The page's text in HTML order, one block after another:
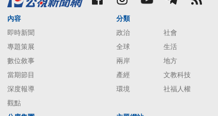
內容
即時新聞
專題策展
數位敘事
當期節目
深度報導
觀點
分類
政治
社會
全球
生活
兩岸
地方
產經
文教科技
環境
社福人權